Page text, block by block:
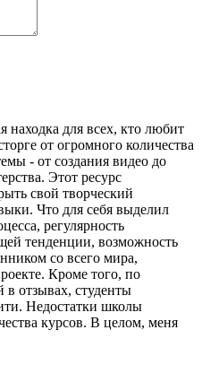
находка для всех, кто любит
от огромного количества
- от создания видео до
Этот ресурс
свой творческий
Что для себя выделил
регулярность
тенденции, возможность
со всего мира,
Кроме того, по
в отзывах, студенты
Недостатки школы
курсов. В целом, меня